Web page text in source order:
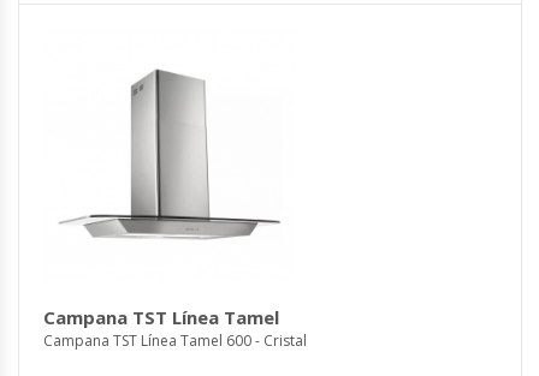
Campana TST Línea Tamel
Campana TST Línea Tamel 600 - Cristal